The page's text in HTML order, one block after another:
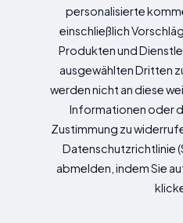
personalisierte
einschließlich
Produkten und
ausgewählten Dritten
werden nicht an diese
Informationen oder
Zustimmung zu
Datenschutzrichtlinie
abmelden, indem Sie